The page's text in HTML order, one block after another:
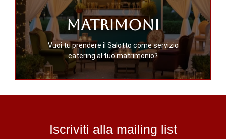
MAtrimoni
Vuoi tu prendere il Salotto come servizio
catering al tuo matrimonio?
Per maggiori
informazioni
Si, lo voglio
Iscriviti alla mailing list